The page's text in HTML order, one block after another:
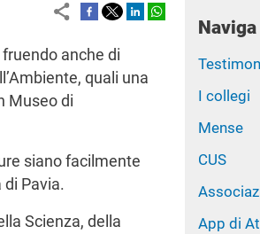
fruendo anche di
quali una
Museo di
siano facilmente
Pavia.
Scienza, della
I collegi
Mense
CUS
App di